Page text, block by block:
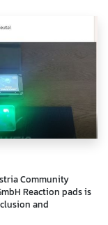
Community
Reaction pads is
and